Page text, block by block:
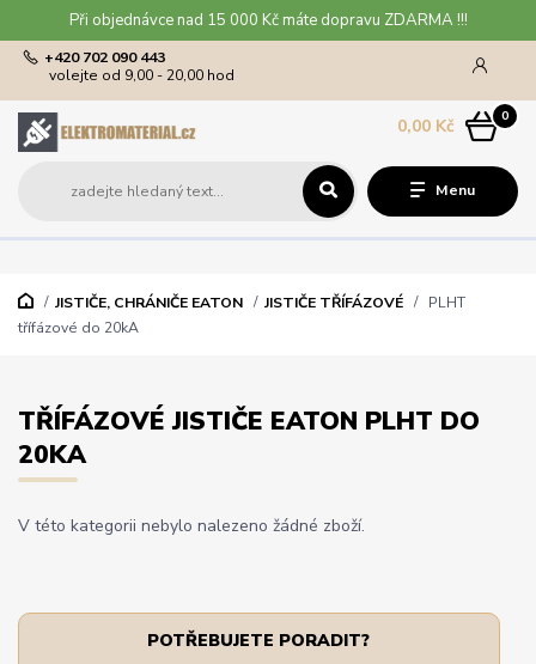
Při objednávce nad 15 000 Kč máte dopravu ZDARMA !!!
Menu
+420 702 090 443
volejte od 9,00 - 20,00 hod
0
0,00 Kč
JISTIČE, CHRÁNIČE EATON JISTIČE TŘÍFÁZOVÉ
PLHT
třífázové do 20kA
TŘÍFÁZOVÉ JISTIČE EATON PLHT DO
20KA
V této kategorii nebylo nalezeno žádné zboží.
POTŘEBUJETE PORADIT?